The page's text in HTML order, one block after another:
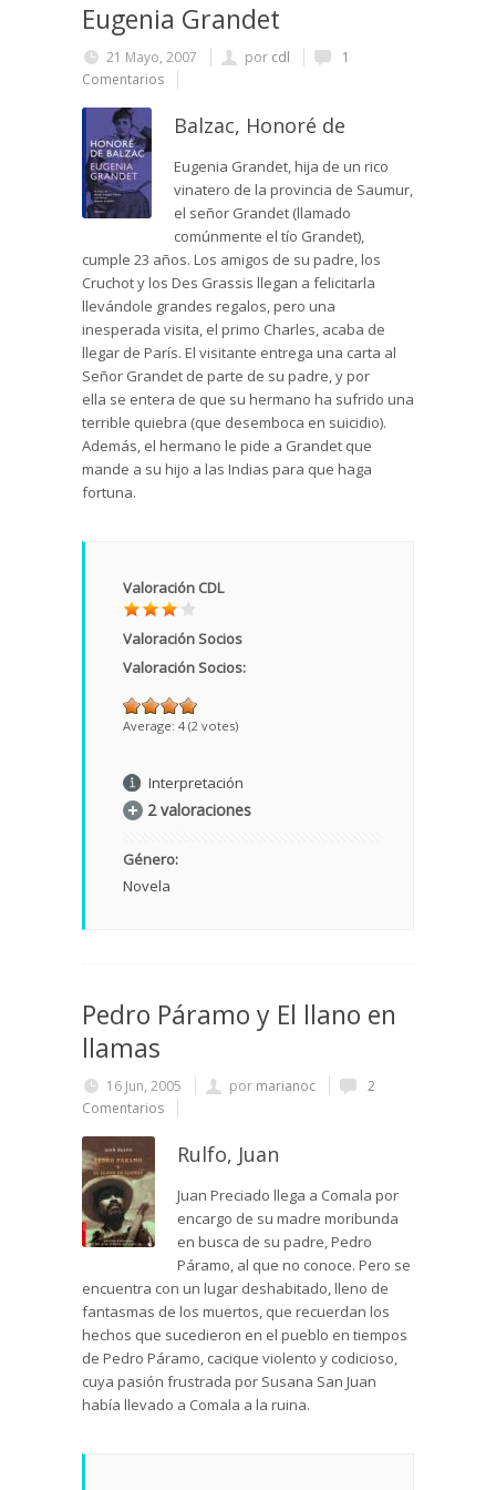
Eugenia Grandet
21 Mayo, 2007 por cdl
1
Comentarios
Balzac, Honoré de
Eugenia Grandet, hija de un rico
vinatero de la provincia de Saumur,
el señor Grandet (llamado
comúnmente el tío Grandet),
cumple 23 años. Los amigos de su padre, los
Cruchot y los Des Grassis llegan a felicitarla
llevándole grandes regalos, pero una
inesperada visita, el primo Charles, acaba de
llegar de París. El visitante entrega una carta al
Señor Grandet de parte de su padre, y por
ella se entera de que su hermano ha sufrido una
terrible quiebra (que desemboca en suicidio).
Además, el hermano le pide a Grandet que
mande a su hijo a las Indias para que haga
fortuna.
Valoración CDL
Valoración Socios
Valoración Socios:
Average: 4 (2 votes)
Interpretación
2 valoraciones
Género:
Novela
Pedro Páramo y El llano en
llamas
16 Jun, 2005 por marianoc
2
Comentarios
Rulfo, Juan
Juan Preciado llega a Comala por
encargo de su madre moribunda
en busca de su padre, Pedro
Páramo, al que no conoce. Pero se
encuentra con un lugar deshabitado, lleno de
fantasmas de los muertos, que recuerdan los
hechos que sucedieron en el pueblo en tiempos
de Pedro Páramo, cacique violento y codicioso,
cuya pasión frustrada por Susana San Juan
había llevado a Comala a la ruina.